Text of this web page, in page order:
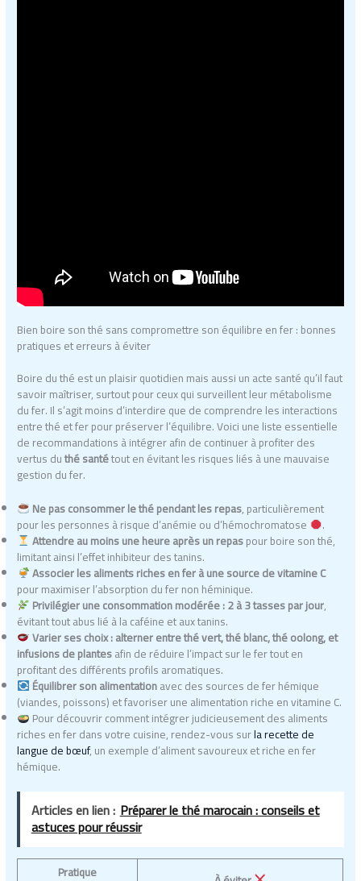
Bien boire son thé sans compromettre son équilibre en fer : bonnes
pratiques et erreurs à éviter
Boire du thé est un plaisir quotidien mais aussi un acte santé qu’il faut
savoir maîtriser, surtout pour ceux qui surveillent leur métabolisme
du fer. Il s’agit moins d’interdire que de comprendre les interactions
entre thé et fer pour préserver l’équilibre. Voici une liste essentielle
de recommandations à intégrer afin de continuer à profiter des
vertus duthé santétout en évitant les risques liés à une mauvaise
gestion du fer.
Ne pas consommer le thé pendant les repas, particulièrement
pour les personnes à risque d’anémie ou d’hémochromatose .
Attendre au moins une heure après un repaspour boire son thé,
limitant ainsi l’effet inhibiteur des tanins.
Associer les aliments riches en fer à une source de vitamine C
pour maximiser l’absorption du fer non héminique.
Privilégier une consommation modérée : 2 à 3 tasses par jour,
évitant tout abus lié à la caféine et aux tanins.
Varier ses choix : alterner entre thé vert, thé blanc, thé oolong, et
infusions de plantesafin de réduire l’impact sur le fer tout en
profitant des différents profils aromatiques.
Équilibrer son alimentationavec des sources de fer hémique
(viandes, poissons) et favoriser une alimentation riche en vitamine C.
Pour découvrir comment intégrer judicieusement des aliments
riches en fer dans votre cuisine, rendez-vous surla recette de
langue de bœuf, un exemple d’aliment savoureux et riche en fer
hémique.
Articles en lien : Préparer le thé marocain : conseils et
astuces pour réussir
Pratique